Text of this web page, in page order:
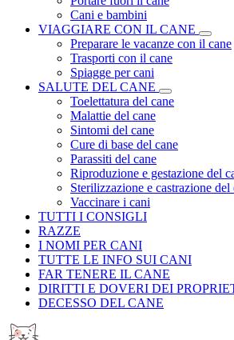
Cani e bambini
VIAGGIARE CON IL CANE
Preparare le vacanze con il cane
Trasporti con il cane
Spiagge per cani
SALUTE DEL CANE
Toelettatura del cane
Malattie del cane
Sintomi del cane
Cure di base del cane
Parassiti del cane
Riproduzione e gestazione del
Sterilizzazione e castrazione del
Vaccinare i cani
TUTTI I CONSIGLI
RAZZE
I NOMI PER CANI
TUTTE LE INFO SUI CANI
FAR TENERE IL CANE
DIRITTI E DOVERI DEI
DECESSO DEL CANE